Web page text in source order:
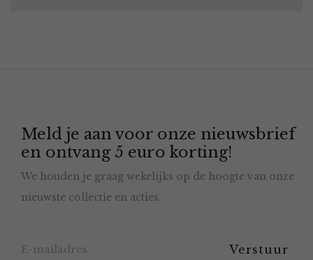
Meld je aan voor onze nieuwsbrief
en ontvang 5 euro korting!
We houden je graag wekelijks op de hoogte van onze
nieuwste collectie en acties.